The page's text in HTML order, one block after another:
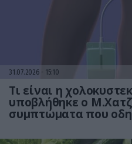
31.07.2026 15:10
Τι είναι η
υποβλήθηκε ο
συμπτώματα που